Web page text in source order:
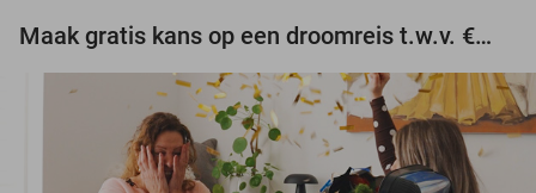
Maak gratis kans op een droomreis t.w.v. €3.000!